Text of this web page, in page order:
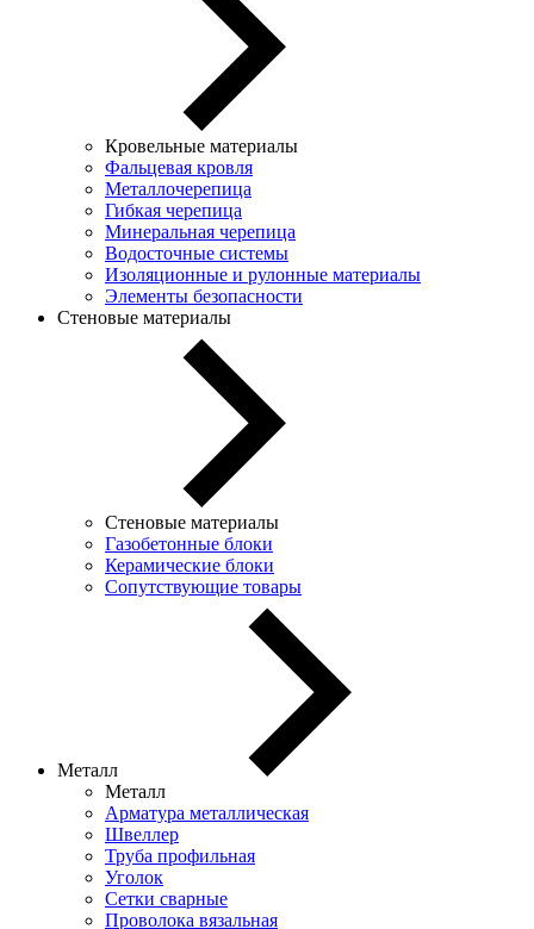
Кровельные материалы
Фальцевая кровля
Металлочерепица
Гибкая черепица
Минеральная черепица
Водосточные системы
Изоляционные и рулонные материалы
Элементы безопасности
Стеновые материалы
Стеновые материалы
Газобетонные блоки
Керамические блоки
Сопутствующие товары
Металл
Металл
Арматура металлическая
Швеллер
Труба профильная
Уголок
Сетки сварные
Проволока вязальная